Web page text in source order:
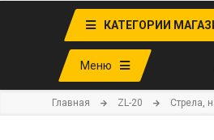
КАТЕГОРИИ
Меню
Главная ZL-20 Стрела,